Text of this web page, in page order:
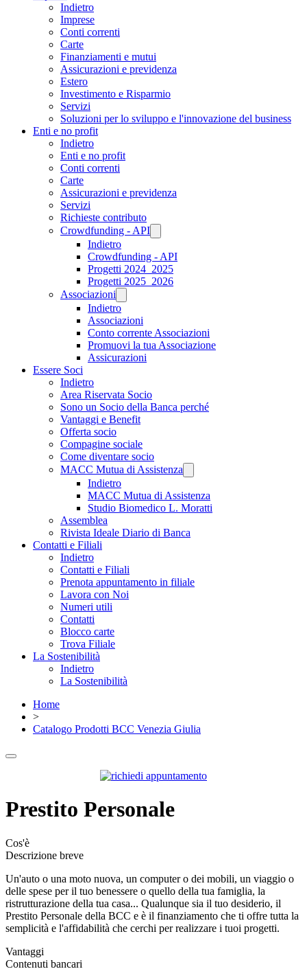
Indietro
Imprese
Conti correnti
Carte
Finanziamenti e mutui
Assicurazioni e previdenza
Estero
Investimento e Risparmio
Servizi
Soluzioni per lo sviluppo e l'innovazione del business
Enti e no profit
Indietro
Enti e no profit
Conti correnti
Carte
Assicurazioni e previdenza
Servizi
Richieste contributo
Crowdfunding - API
Indietro
Crowdfunding - API
Progetti 2024_2025
Progetti 2025_2026
Associazioni
Indietro
Associazioni
Conto corrente Associazioni
Promuovi la tua Associazione
Assicurazioni
Essere Soci
Indietro
Area Riservata Socio
Sono un Socio della Banca perché
Vantaggi e Benefit
Offerta socio
Compagine sociale
Come diventare socio
MACC Mutua di Assistenza
Indietro
MACC Mutua di Assistenza
Studio Biomedico L. Moratti
Assemblea
Rivista Ideale Diario di Banca
Contatti e Filiali
Indietro
Contatti e Filiali
Prenota appuntamento in filiale
Lavora con Noi
Numeri utili
Contatti
Blocco carte
Trova Filiale
La Sostenibilità
Indietro
La Sostenibilità
Home
>
Catalogo Prodotti BCC Venezia Giulia
Prestito Personale
Cos'è
Descrizione breve
Un'auto o una moto nuova, un computer o dei mobili, un viaggio o
delle spese per il tuo benessere o quello della tua famiglia, la
ristrutturazione della tua casa... Qualunque sia il tuo desiderio, il
Prestito Personale della BCC e è il finanziamento che ti offre tutta la
semplicità e l'affidabilità che cerchi per realizzare i tuoi progetti.
Vantaggi
Contenuti bancari